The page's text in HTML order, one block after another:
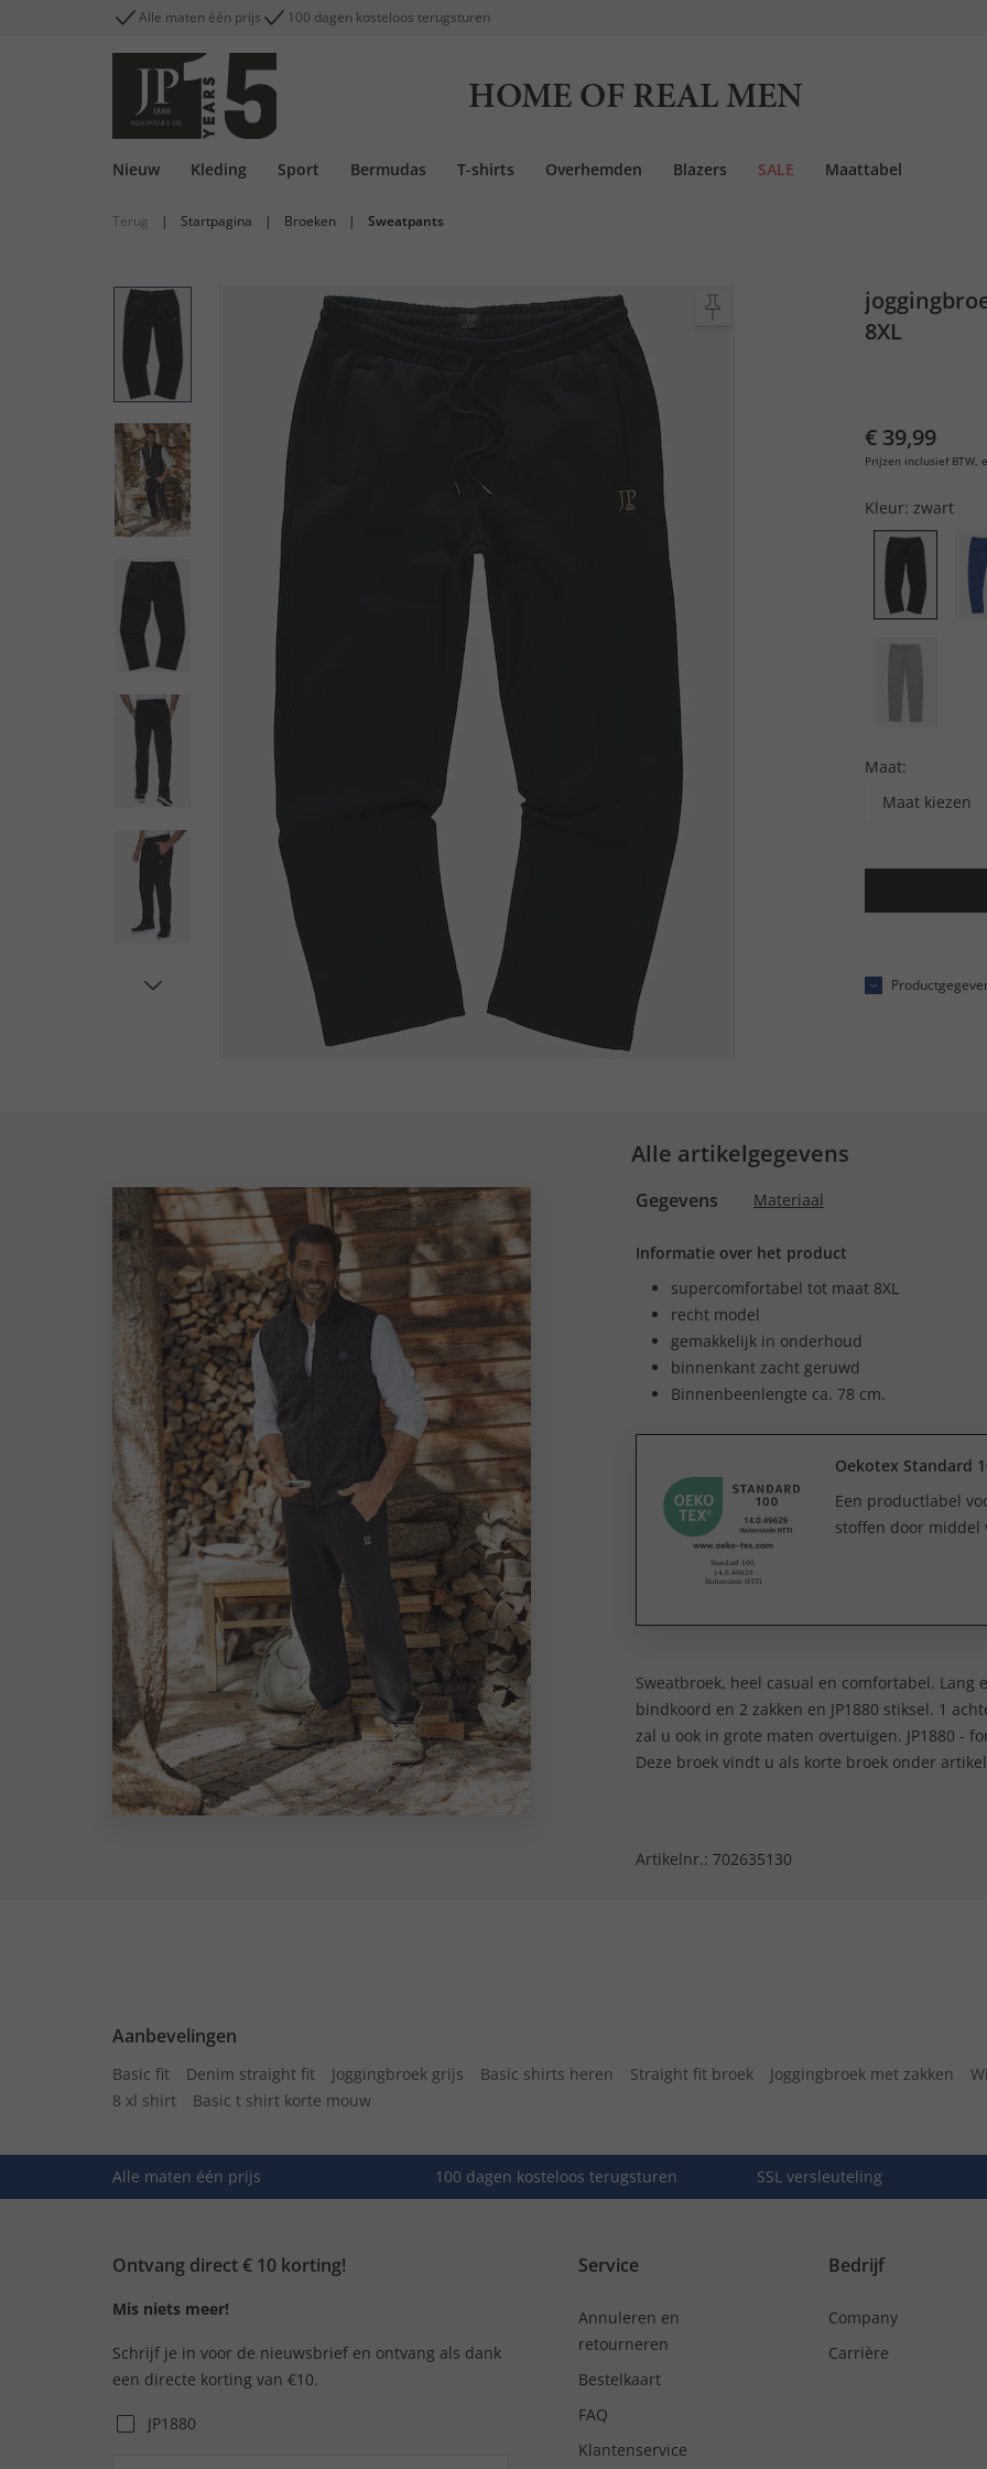
Alle maten één prijs 100 dagen kosteloos terugsturen
HOME OF REAL MEN
Nieuw Kleding Sport Bermudas T-shirts Overhemden Blazers SALE Maattabel
Terug | Startpagina | Broeken | Sweatpants
8XL
€ 39,99
Prijzen inclusief BTW,
Kleur: zwart
Maat:
Maat kiezen
Alle artikelgegevens
Gegevens Materiaal
Informatie over het product
supercomfortabel tot maat 8XL
recht model
gemakkelijk in onderhoud
binnenkant zacht geruwd
Binnenbeenlengte ca. 78 cm.
Oekotex Standard
Een productlabel
stoffen door middel
Sweatbroek, heel casual en comfortabel.
bindkoord en 2 zakken en JP1880 stiksel. 1
zal u ook in grote maten overtuigen. JP1880 -
Deze broek vindt u als korte broek onder
Artikelnr.: 702635130
Aanbevelingen
Basic fit Denim straight fit Joggingbroek grijs Basic shirts heren Straight fit broek Joggingbroek met zakken
8 xl shirt
Basic t shirt korte mouw
Alle maten één prijs 100 dagen kosteloos terugsturen SSL versleuteling
Ontvang direct € 10 korting!
Mis niets meer!
Schrijf je in voor de nieuwsbrief en ontvang als dank
een directe korting van €10.
JP1880
Service
Annuleren en
retourneren
Bestelkaart
FAQ
Klantenservice
Bedrijf
Company
Carrière